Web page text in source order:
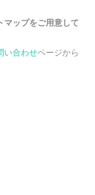
マップをご用意して
い合わせページから